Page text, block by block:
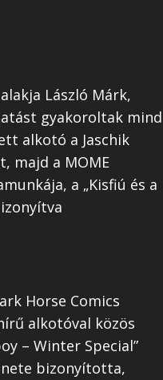
László Márk,
gyakoroltak mind
alkotó a Jaschik
majd a MOME
a „Kisfiú és a
Horse Comics
alkotóval közös
– Winter Special”
bizonyította,